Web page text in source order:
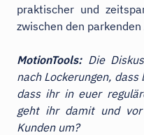
praktischer und
zwischen den
MotionTools: Die
nach Lockerungen,
dass ihr in euer
geht ihr damit und
Kunden um?